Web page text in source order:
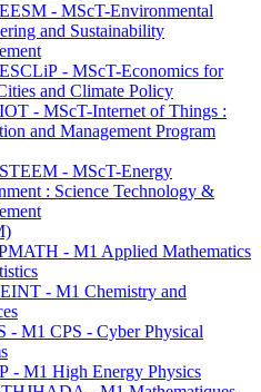
- MScT-Environmental
and Sustainability
- MScT-Economics for
and Climate Policy
- MScT-Internet of Things :
and Management Program
- MScT-Energy
: Science Technology &
- M1 Applied Mathematics
- M1 Chemistry and
- M1 CPS - Cyber Physical
- M1 High Energy Physics